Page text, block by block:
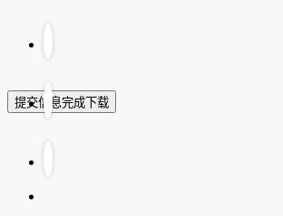
提交信息完成下载